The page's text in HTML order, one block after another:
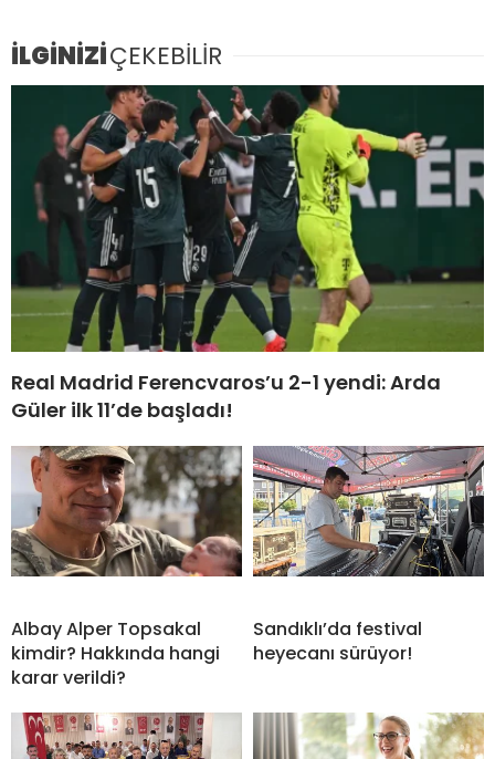
İLGİNİZİÇEKEBİLİR
Real Madrid Ferencvaros’u 2-1 yendi: Arda
Güler ilk 11’de başladı!
Albay Alper Topsakal
kimdir? Hakkında hangi
karar verildi?
Sandıklı’da festival
heyecanı sürüyor!